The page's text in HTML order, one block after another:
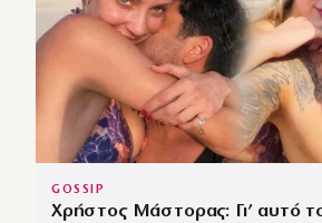
GOSSIP
Χρήστος Μάστορας: Γι’ αυτό